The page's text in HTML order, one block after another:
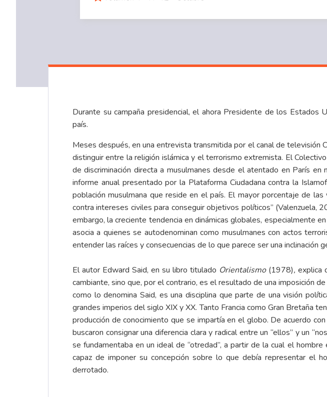
Durante su campaña presidencial, el ahora Presidente de los
país.
Meses después, en una entrevista transmitida por el canal de televisión
distinguir entre la religión islámica y el terrorismo extremista. El
de discriminación directa a musulmanes desde el atentado en París
informe anual presentado por la Plataforma Ciudadana contra la
población musulmana que reside en el país. El mayor porcentaje de
contra intereses civiles para conseguir objetivos políticos” (Valenzuela,
embargo, la creciente tendencia en dinámicas globales, especialmente
asocia a quienes se autodenominan como musulmanes con actos
entender las raíces y consecuencias de lo que parece ser una inclinación
El autor Edward Said, en su libro titulado Orientalismo (1978), explica
cambiante, sino que, por el contrario, es el resultado de una imposición
como lo denomina Said, es una disciplina que parte de una visión
grandes imperios del siglo XIX y XX. Tanto Francia como Gran Bretaña
producción de conocimiento que se impartía en el globo. De acuerdo
buscaron consignar una diferencia clara y radical entre un “ellos” y un
se fundamentaba en un ideal de “otredad”, a partir de la cual el
capaz de imponer su concepción sobre lo que debía representar el
derrotado.